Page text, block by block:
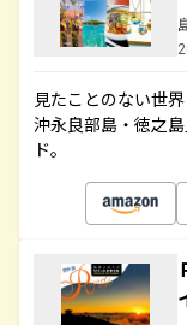
見たことのない世
沖永良部島・徳之
ド。